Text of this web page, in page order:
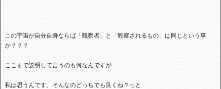
この宇宙が自分自身ならば「観察者」と「観察されるもの」は同じという事
か？？？
ここまで説明して言うのも何なんですが
私は思うんです、そんなのどっちでも良くね？っと